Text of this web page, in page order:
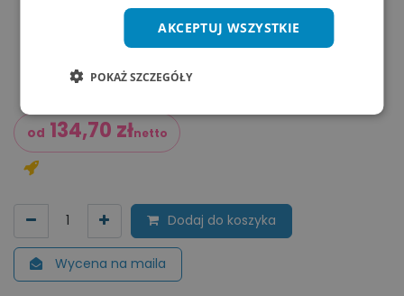
od 134,70 złnetto
Dodaj do koszyka
Wycena na maila
AKCEPTUJ WSZYSTKIE
POKAŻ SZCZEGÓŁY